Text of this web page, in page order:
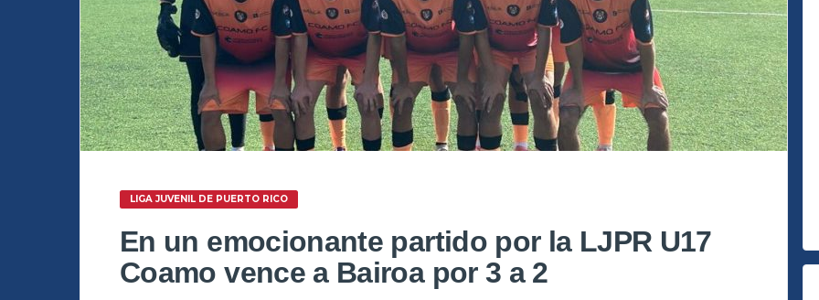
LIGA JUVENIL DE PUERTO RICO
En un emocionante partido por la LJPR U17
Coamo vence a Bairoa por 3 a 2